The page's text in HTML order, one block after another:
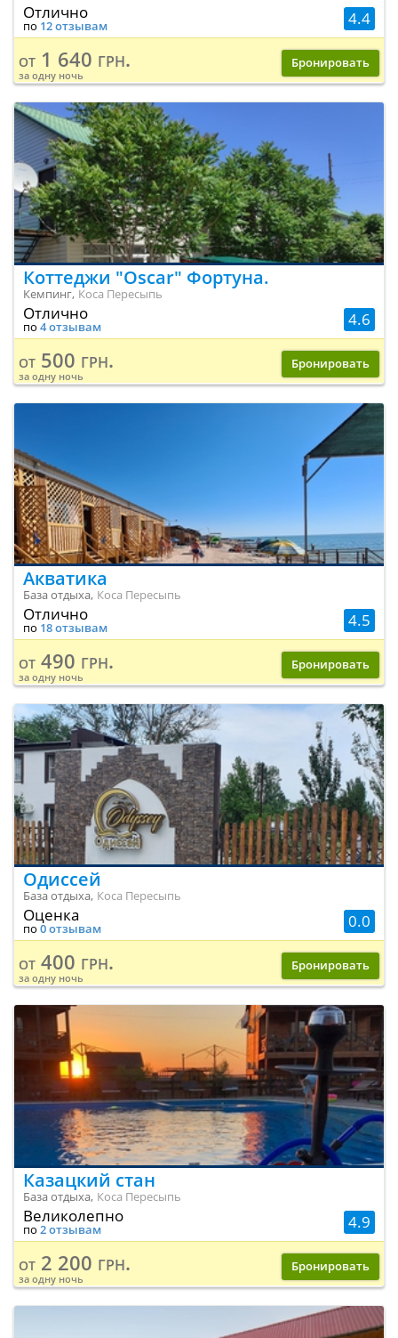
4.4
Отлично
по 12 отзывам
от 1 640 грн.
за одну ночь
Бронировать
Коттеджи "Oscar" Фортуна.
Кемпинг, Коса Пересыпь
4.6
Отлично
по 4 отзывам
от 500 грн.
за одну ночь
Бронировать
Акватика
База отдыха, Коса Пересыпь
4.5
Отлично
по 18 отзывам
от 490 грн.
за одну ночь
Бронировать
Одиссей
База отдыха, Коса Пересыпь
0.0
Оценка
по 0 отзывам
от 400 грн.
за одну ночь
Бронировать
Казацкий стан
База отдыха, Коса Пересыпь
4.9
Великолепно
по 2 отзывам
от 2 200 грн.
за одну ночь
Бронировать